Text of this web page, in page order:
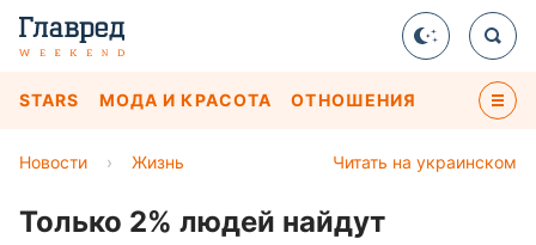
STARS МОДА И КРАСОТА ОТНОШЕНИЯ
Читать на украинском
Новости › Жизнь
Только 2% людей найдут